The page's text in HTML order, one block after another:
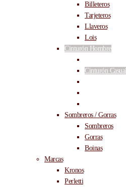
Billeteros
Tarjeteros
Llaveros
Lois
Cinturón Hombre
Cinturón Casual
Sombreros / Gorras
Sombreros
Gorras
Boinas
Marcas
Kronos
Perletti